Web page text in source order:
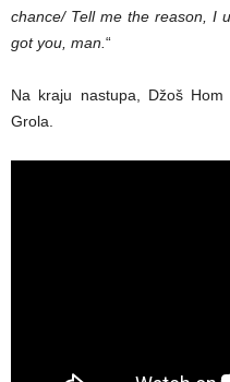
chance/ Tell me the reason, I
got you, man. “
Na kraju nastupa, Džoš
Grola.